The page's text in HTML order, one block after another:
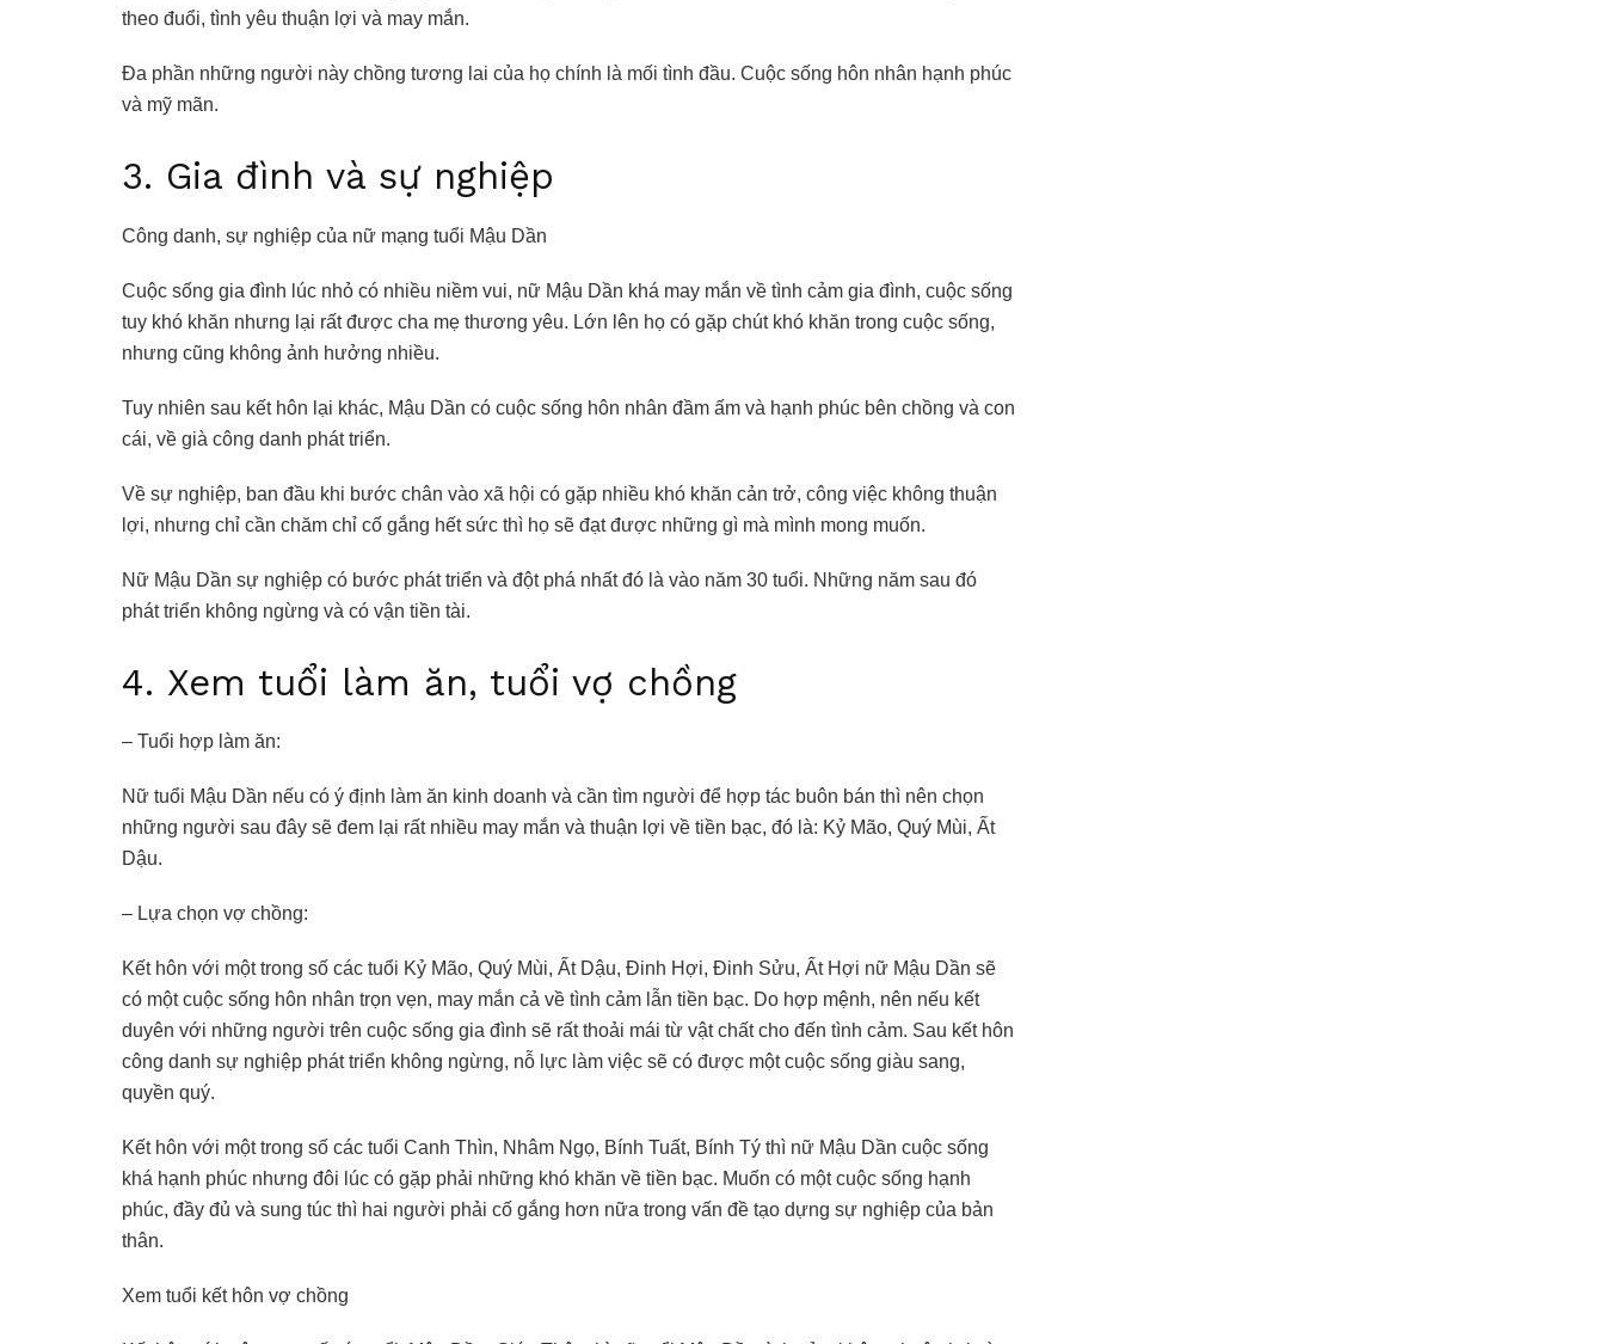
theo đuổi, tình yêu thuận lợi và may mắn.
Đa phần những người này chồng tương lai của họ chính là mối tình đầu. Cuộc sống hôn nhân hạnh phúc
và mỹ mãn.
3. Gia đình và sự nghiệp
Công danh, sự nghiệp của nữ mạng tuổi Mậu Dần
Cuộc sống gia đình lúc nhỏ có nhiều niềm vui, nữ Mậu Dần khá may mắn về tình cảm gia đình, cuộc sống
tuy khó khăn nhưng lại rất được cha mẹ thương yêu. Lớn lên họ có gặp chút khó khăn trong cuộc sống,
nhưng cũng không ảnh hưởng nhiều.
Tuy nhiên sau kết hôn lại khác, Mậu Dần có cuộc sống hôn nhân đầm ấm và hạnh phúc bên chồng và con
cái, về già công danh phát triển.
Về sự nghiệp, ban đầu khi bước chân vào xã hội có gặp nhiều khó khăn cản trở, công việc không thuận
lợi, nhưng chỉ cần chăm chỉ cố gắng hết sức thì họ sẽ đạt được những gì mà mình mong muốn.
Nữ Mậu Dần sự nghiệp có bước phát triển và đột phá nhất đó là vào năm 30 tuổi. Những năm sau đó
phát triển không ngừng và có vận tiền tài.
4. Xem tuổi làm ăn, tuổi vợ chồng
– Tuổi hợp làm ăn:
Nữ tuổi Mậu Dần nếu có ý định làm ăn kinh doanh và cần tìm người để hợp tác buôn bán thì nên chọn
những người sau đây sẽ đem lại rất nhiều may mắn và thuận lợi về tiền bạc, đó là: Kỷ Mão, Quý Mùi, Ất
Dậu.
– Lựa chọn vợ chồng:
Kết hôn với một trong số các tuổi Kỷ Mão, Quý Mùi, Ất Dậu, Đinh Hợi, Đinh Sửu, Ất Hợi nữ Mậu Dần sẽ
có một cuộc sống hôn nhân trọn vẹn, may mắn cả về tình cảm lẫn tiền bạc. Do hợp mệnh, nên nếu kết
duyên với những người trên cuộc sống gia đình sẽ rất thoải mái từ vật chất cho đến tình cảm. Sau kết hôn
công danh sự nghiệp phát triển không ngừng, nỗ lực làm việc sẽ có được một cuộc sống giàu sang,
quyền quý.
Kết hôn với một trong số các tuổi Canh Thìn, Nhâm Ngọ, Bính Tuất, Bính Tý thì nữ Mậu Dần cuộc sống
khá hạnh phúc nhưng đôi lúc có gặp phải những khó khăn về tiền bạc. Muốn có một cuộc sống hạnh
phúc, đầy đủ và sung túc thì hai người phải cố gắng hơn nữa trong vấn đề tạo dựng sự nghiệp của bản
thân.
Xem tuổi kết hôn vợ chồng